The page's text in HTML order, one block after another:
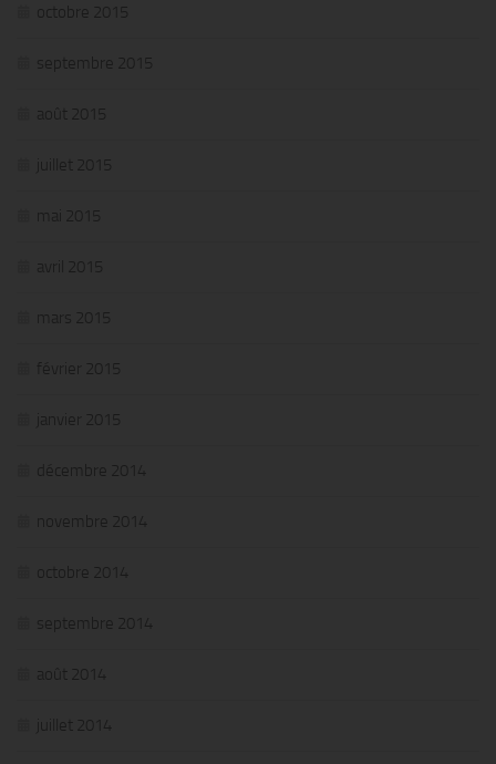
octobre 2015
septembre 2015
août 2015
juillet 2015
mai 2015
avril 2015
mars 2015
février 2015
janvier 2015
décembre 2014
novembre 2014
octobre 2014
septembre 2014
août 2014
juillet 2014